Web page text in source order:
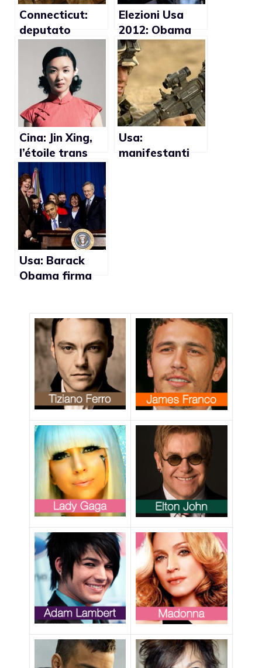
Connecticut:
deputato
vorrebbe
celebrare le
celebrazioni
gay nelle basi
della Marina
Elezioni Usa
2012: Obama
punta sui gay
per la
riconferma
Cina: Jin Xing,
l’étoile trans
della danza
Usa:
manifestanti
Usa: Barack
Obama firma
riflette sulle
nozze gay